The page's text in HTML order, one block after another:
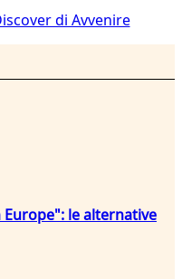
di Avvenire
le alternative